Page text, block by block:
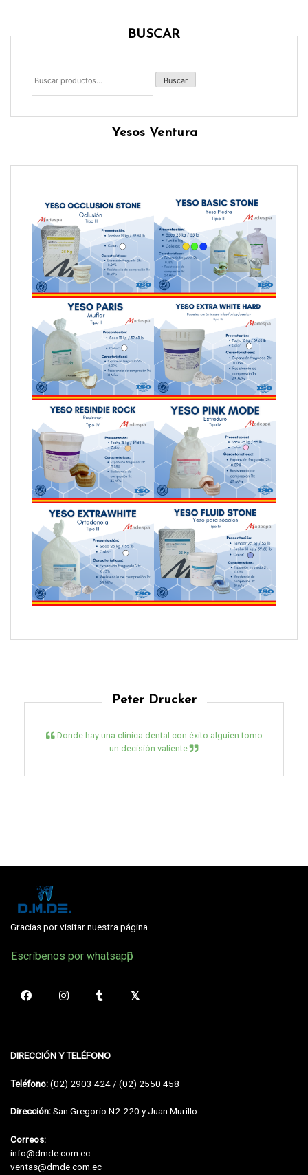
BUSCAR
Buscar
por:
Buscar
Yesos Ventura
Peter Drucker
Donde hay una clínica dental con éxito alguien tomo
un decisión valiente
Gracias por visitar nuestra página
Escríbenos por whatsapp
DIRECCIÓN Y TELÉFONO
Teléfono:(02) 2903 424 / (02) 2550 458
Dirección:San Gregorio N2-220 y Juan Murillo
Correos:
info@dmde.com.ec
ventas@dmde.com.ec